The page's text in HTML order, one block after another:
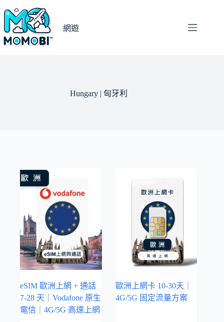
主
要
網遊
Hungary | 匈牙利
eSIM 歐洲上網 + 通話
7-28 天｜Vodafone 原生
電信｜4G/5G 高速上網
歐洲上網卡 10-30天｜
4G/5G 固定流量方案